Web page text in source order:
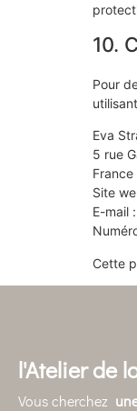
10.
Pour
Eva
5 rue
France
Site
E-mail :
Cette
l'Atelier de
Vous cherchez